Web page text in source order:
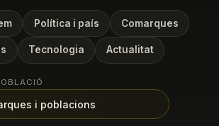
Política i país Comarques
Tecnologia Actualitat